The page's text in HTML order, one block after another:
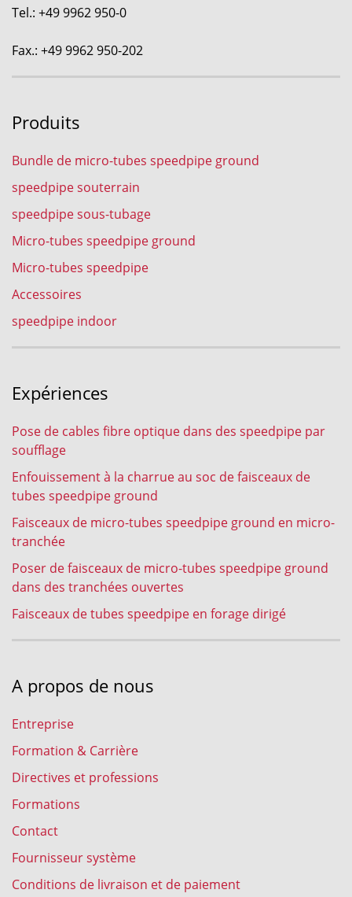
Tel.: +49 9962 950-0
Fax.: +49 9962 950-202
Produits
Bundle de micro-tubes speedpipe ground
speedpipe souterrain
speedpipe sous-tubage
Micro-tubes speedpipe ground
Micro-tubes speedpipe
Accessoires
speedpipe indoor
Expériences
Pose de cables fibre optique dans des speedpipe par
soufflage
Enfouissement à la charrue au soc de faisceaux de
tubes speedpipe ground
Faisceaux de micro-tubes speedpipe ground en micro-
tranchée
Poser de faisceaux de micro-tubes speedpipe ground
dans des tranchées ouvertes
Faisceaux de tubes speedpipe en forage dirigé
A propos de nous
Entreprise
Formation & Carrière
Directives et professions
Formations
Contact
Fournisseur système
Conditions de livraison et de paiement